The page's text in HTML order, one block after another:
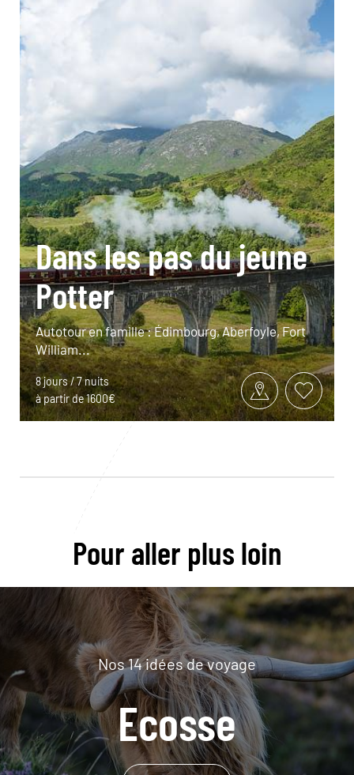
Dans les pas du jeune
Potter
Autotour en famille : Édimbourg, Aberfoyle, Fort
William...
8 jours / 7 nuits
à partir de 1600€
Pour aller plus loin
Nos 14 idées de voyage
Ecosse